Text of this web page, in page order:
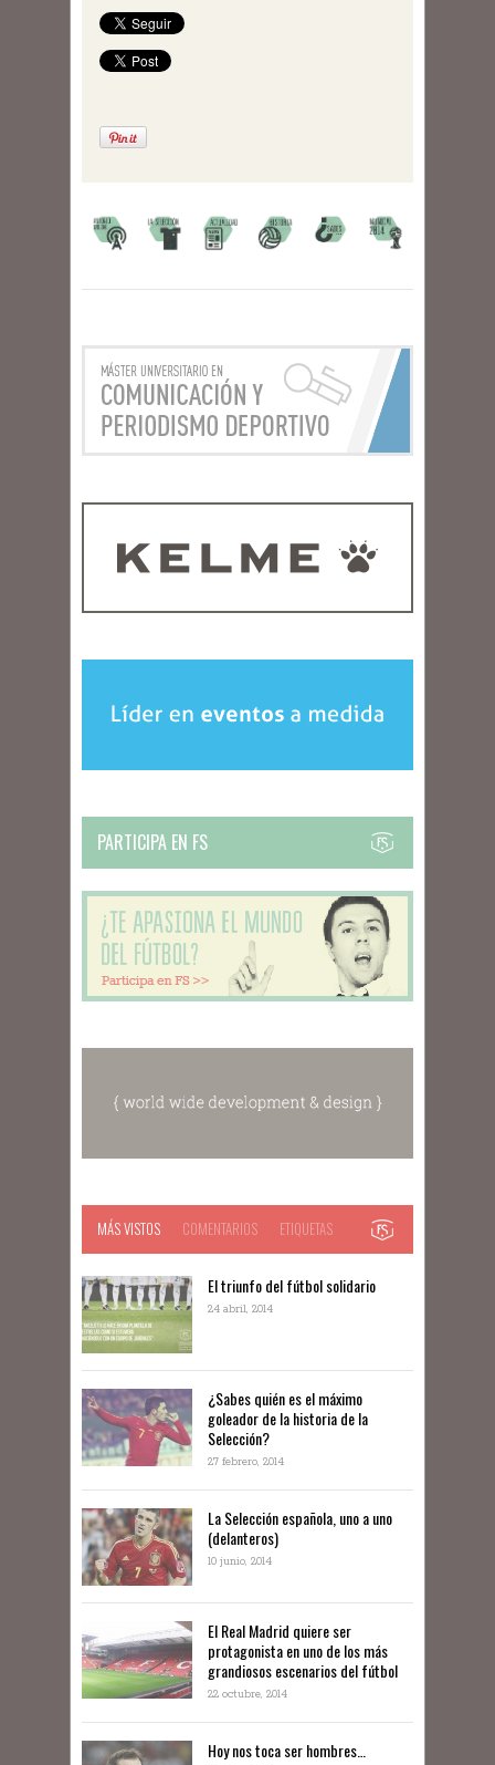
PARTICIPA EN FS
MÁS VISTOS COMENTARIOS ETIQUETAS
El triunfo del fútbol solidario
24 abril, 2014
¿Sabes quién es el máximo
goleador de la historia de la
Selección?
27 febrero, 2014
La Selección española, uno a uno
(delanteros)
10 junio, 2014
El Real Madrid quiere ser
protagonista en uno de los más
grandiosos escenarios del fútbol
22 octubre, 2014
Hoy nos toca ser hombres…